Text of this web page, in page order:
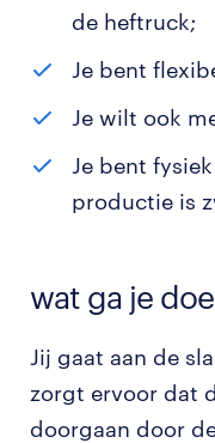
de heftruck;
Je bent
Je wilt ook
Je bent
productie is
wat ga je
Jij gaat aan de
zorgt ervoor dat
doorgaan door